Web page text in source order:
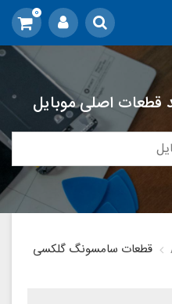
0
قطعات اصلی موبایل
قطعات سامسونگ گلکسی